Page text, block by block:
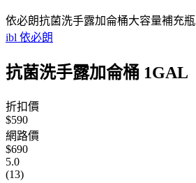
依必朗抗菌洗手露加侖桶大容量補充瓶
ibl 依必朗
抗菌洗手露加侖桶 1GAL
折扣價
$590
網路價
$690
5.0
(13)